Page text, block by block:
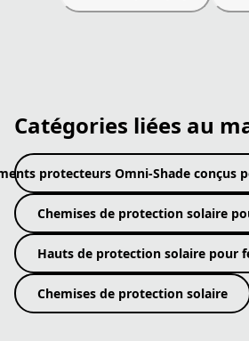
Catégories liées au
protecteurs Omni-Shade conçus
Chemises de protection solaire
Hauts de protection solaire pour
Chemises de protection solaire